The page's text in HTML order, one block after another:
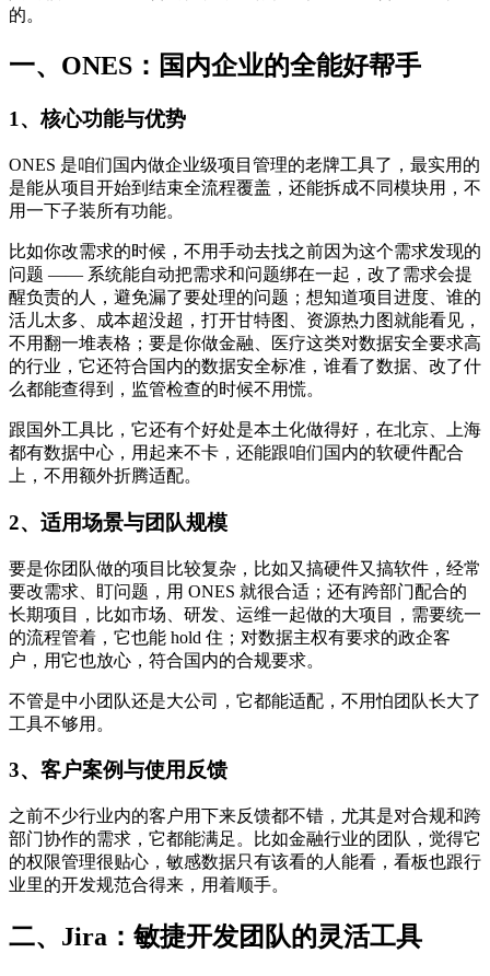
的。
一、ONES：国内企业的全能好帮手
1、核心功能与优势
ONES 是咱们国内做企业级项目管理的老牌工具了，最实用的
是能从项目开始到结束全流程覆盖，还能拆成不同模块用，不
用一下子装所有功能。
比如你改需求的时候，不用手动去找之前因为这个需求发现的
问题 —— 系统能自动把需求和问题绑在一起，改了需求会提
醒负责的人，避免漏了要处理的问题；想知道项目进度、谁的
活儿太多、成本超没超，打开甘特图、资源热力图就能看见，
不用翻一堆表格；要是你做金融、医疗这类对数据安全要求高
的行业，它还符合国内的数据安全标准，谁看了数据、改了什
么都能查得到，监管检查的时候不用慌。
跟国外工具比，它还有个好处是本土化做得好，在北京、上海
都有数据中心，用起来不卡，还能跟咱们国内的软硬件配合
上，不用额外折腾适配。
2、适用场景与团队规模
要是你团队做的项目比较复杂，比如又搞硬件又搞软件，经常
要改需求、盯问题，用 ONES 就很合适；还有跨部门配合的
长期项目，比如市场、研发、运维一起做的大项目，需要统一
的流程管着，它也能 hold 住；对数据主权有要求的政企客
户，用它也放心，符合国内的合规要求。
不管是中小团队还是大公司，它都能适配，不用怕团队长大了
工具不够用。
3、客户案例与使用反馈
之前不少行业内的客户用下来反馈都不错，尤其是对合规和跨
部门协作的需求，它都能满足。比如金融行业的团队，觉得它
的权限管理很贴心，敏感数据只有该看的人能看，看板也跟行
业里的开发规范合得来，用着顺手。
二、Jira：敏捷开发团队的灵活工具